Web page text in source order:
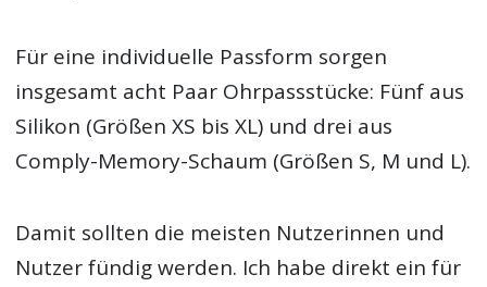
Für eine individuelle Passform sorgen
insgesamt acht Paar Ohrpassstücke: Fünf aus
Silikon (Größen XS bis XL) und drei aus
Comply-Memory-Schaum (Größen S, M und L).
Damit sollten die meisten Nutzerinnen und
Nutzer fündig werden. Ich habe direkt ein für